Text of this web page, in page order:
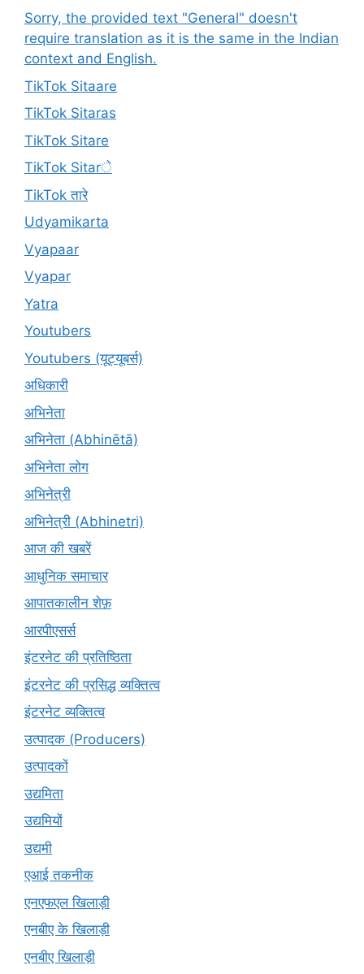
Sorry, the provided text "General" doesn't
require translation as it is the same in the Indian
context and English.
TikTok Sitaare
TikTok Sitaras
TikTok Sitare
TikTok Sitarे
TikTok तारे
Udyamikarta
Vyapaar
Vyapar
Yatra
Youtubers
Youtubers (यूट्यूबर्स)
अधिकारी
अभिनेता
अभिनेता (Abhinētā)
अभिनेता लोग
अभिनेत्री
अभिनेत्री (Abhinetri)
आज की खबरें
आधुनिक समाचार
आपातकालीन शेफ़
आरपीएसर्स
इंटरनेट की प्रतिष्ठिता
इंटरनेट की प्रसिद्ध व्यक्तित्व
इंटरनेट व्यक्तित्व
उत्पादक (Producers)
उत्पादकों
उद्यमिता
उद्यमियों
उद्यमी
एआई तकनीक
एनएफएल खिलाड़ी
एनबीए के खिलाड़ी
एनबीए खिलाड़ी